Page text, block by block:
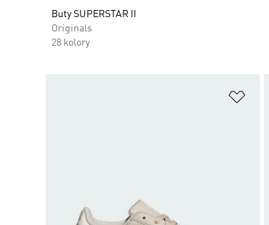
Buty SUPERSTAR II
Originals
28 kolory